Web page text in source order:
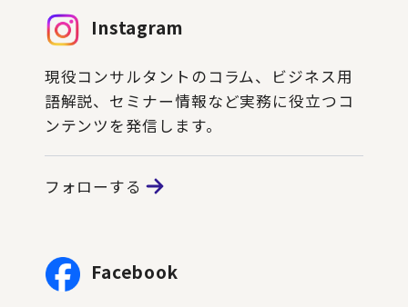
Instagram
現役コンサルタントのコラム、ビジネス用
語解説、セミナー情報など実務に役立つコ
ンテンツを発信します。
フォローする
Facebook